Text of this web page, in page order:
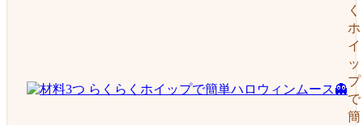
く
ホ
イ
ッ
プ
で
簡